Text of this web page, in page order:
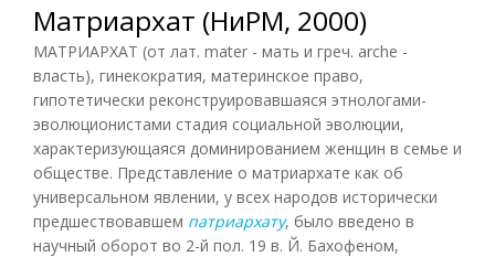
Матриархат (НиРМ, 2000)
МАТРИАРХАТ (от лат. mater - мать и греч. arche -
власть), гинекократия, материнское право,
гипотетически реконструировавшаяся этнологами-
эволюционистами стадия социальной эволюции,
характеризующаяся доминированием женщин в семье и
обществе. Представление о матриархате как об
универсальном явлении, у всех народов исторически
предшествовавшем патриархату, было введено в
научный оборот во 2-й пол. 19 в. Й. Бахофеном,